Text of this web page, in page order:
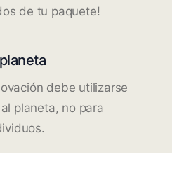
de tu paquete!
debe utilizarse
planeta, no para